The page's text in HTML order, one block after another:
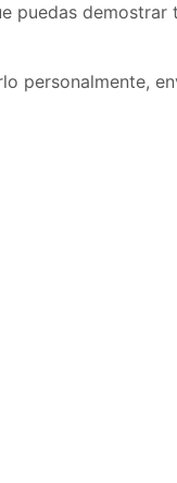
puedas
personalmente,